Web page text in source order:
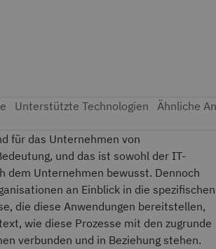
für das Unternehmen von
und das ist sowohl der IT-
dem Unternehmen bewusst. Dennoch
an Einblick in die spezifischen
die diese Anwendungen bereitstellen,
wie diese Prozesse mit den zugrunde
verbunden und in Beziehung stehen.